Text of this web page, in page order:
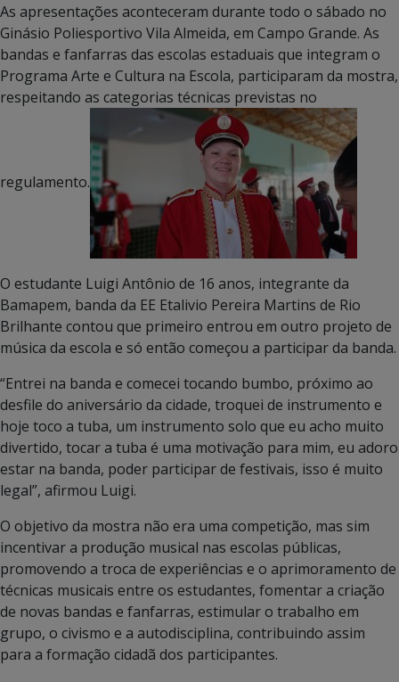
As apresentações aconteceram durante todo o sábado no
Ginásio Poliesportivo Vila Almeida, em Campo Grande. As
bandas e fanfarras das escolas estaduais que integram o
Programa Arte e Cultura na Escola, participaram da mostra,
respeitando as categorias técnicas previstas no
regulamento.
O estudante Luigi Antônio de 16 anos, integrante da
Bamapem, banda da EE Etalivio Pereira Martins de Rio
Brilhante contou que primeiro entrou em outro projeto de
música da escola e só então começou a participar da banda.
“Entrei na banda e comecei tocando bumbo, próximo ao
desfile do aniversário da cidade, troquei de instrumento e
hoje toco a tuba, um instrumento solo que eu acho muito
divertido, tocar a tuba é uma motivação para mim, eu adoro
estar na banda, poder participar de festivais, isso é muito
legal”, afirmou Luigi.
O objetivo da mostra não era uma competição, mas sim
incentivar a produção musical nas escolas públicas,
promovendo a troca de experiências e o aprimoramento de
técnicas musicais entre os estudantes, fomentar a criação
de novas bandas e fanfarras, estimular o trabalho em
grupo, o civismo e a autodisciplina, contribuindo assim
para a formação cidadã dos participantes.